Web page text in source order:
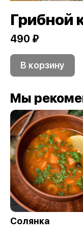
Грибной
490 ₽
В корзину
Мы
Солянка